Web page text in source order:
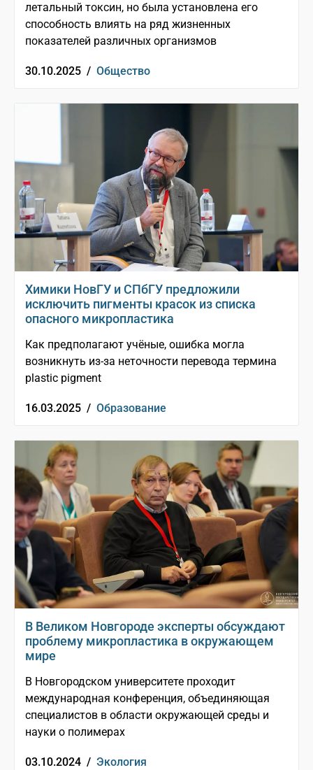
летальный токсин, но была установлена его
способность влиять на ряд жизненных
показателей различных организмов
30.10.2025 / Общество
Химики НовГУ и СПбГУ предложили
исключить пигменты красок из списка
опасного микропластика
Как предполагают учёные, ошибка могла
возникнуть из-за неточности перевода термина
plastic pigment
16.03.2025 / Образование
В Великом Новгороде эксперты обсуждают
проблему микропластика в окружающем
мире
В Новгородском университете проходит
международная конференция, объединяющая
специалистов в области окружающей среды и
науки о полимерах
03.10.2024 / Экология